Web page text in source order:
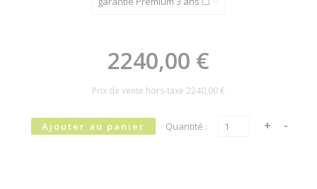
2240,00 €
Prix de vente hors-taxe 2240,00 €
Quantité :